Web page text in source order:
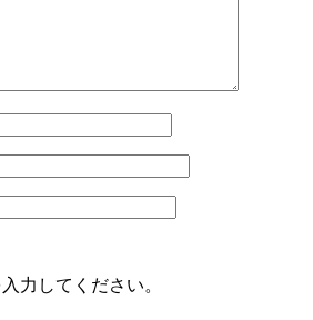
力してください。